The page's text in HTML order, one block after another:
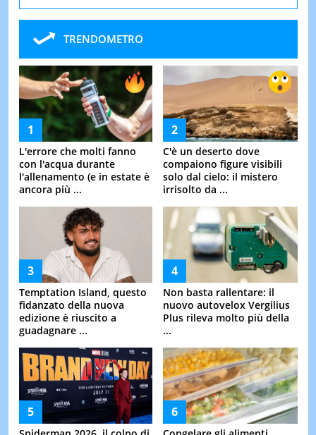
TRENDOMETRO
L'errore che molti fanno
con l'acqua durante
l'allenamento (e in estate è
ancora più ...
C'è un deserto dove
compaiono figure visibili
solo dal cielo: il mistero
irrisolto da ...
Temptation Island, questo
fidanzato della nuova
edizione è riuscito a
guadagnare ...
Non basta rallentare: il
nuovo autovelox Vergilius
Plus rileva molto più della
...